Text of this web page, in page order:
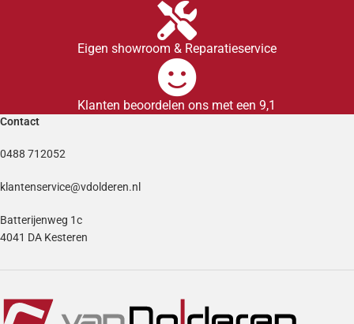
Eigen showroom & Reparatieservice
Klanten beoordelen ons met een 9,1
Contact
0488 712052
klantenservice@vdolderen.nl
Batterijenweg 1c
4041 DA Kesteren